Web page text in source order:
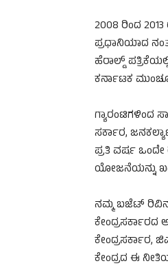
2008 ರಿಂದ
ಪ್ರಧಾನಿಯಾದ
ಹೆರಾಲ್ಡ್
ಕರ್ನಾಟಕ
ಗ್ಯಾರಂಟಿಗಳಿಂದ
ಸರ್ಕಾರ,
ಪ್ರತಿ ವರ್ಷ
ಯೋಜನೆಯನ್ನು
ನಮ್ಮ ಬಜೆಟ್
ಕೇಂದ್ರಸರ್ಕಾರದ
ಕೇಂದ್ರಸರ್ಕಾರ,
ಕೇಂದ್ರದ ಈ